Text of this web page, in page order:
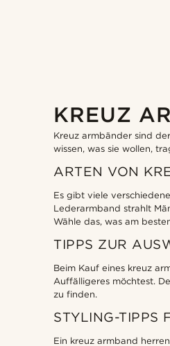
KREUZ
Kreuz armbänder sind
wissen, was sie wollen,
ARTEN VON
Es gibt viele
Lederarmband strahlt
Wähle das, was am
TIPPS ZUR
Beim Kauf eines kreuz
Auffälligeres möchtest.
zu finden.
STYLING-TIPPS
Ein kreuz armband